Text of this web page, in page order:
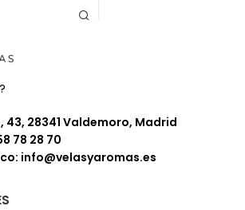
43, 28341 Valdemoro, Madrid
78 28 70
info@velasyaromas.es